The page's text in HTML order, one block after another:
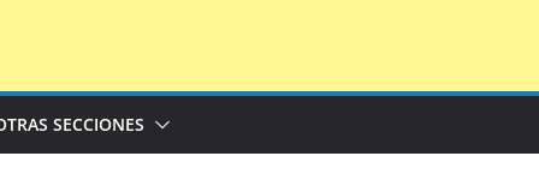
SECCIONES